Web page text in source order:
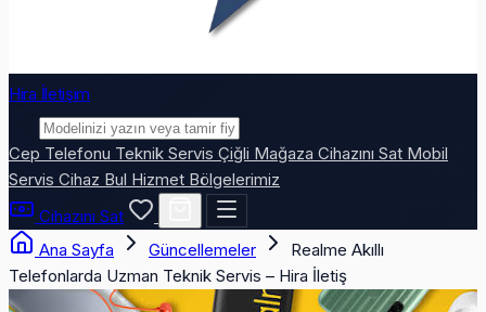
Hira İletişim
Cep Telefonu Teknik Servis Çiğli Mağaza Cihazını Sat Mobil
Servis Cihaz Bul Hizmet Bölgelerimiz
Cihazını Sat
Ana Sayfa
Güncellemeler
Realme Akıllı
Telefonlarda Uzman Teknik Servis – Hira İletiş